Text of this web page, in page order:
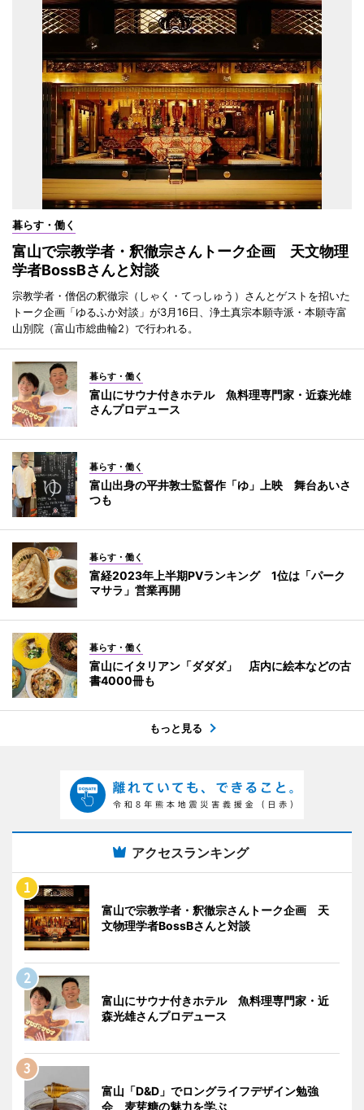
暮らす・働く
富山で宗教学者・釈徹宗さんトーク企画 天文物理
学者BossBさんと対談
宗教学者・僧侶の釈徹宗（しゃく・てっしゅう）さんとゲストを招いた
トーク企画「ゆるふか対談」が3月16日、浄土真宗本願寺派・本願寺富
山別院（富山市総曲輪2）で行われる。
暮らす・働く
富山にサウナ付きホテル 魚料理専門家・近森光雄
さんプロデュース
暮らす・働く
富山出身の平井敦士監督作「ゆ」上映 舞台あいさ
つも
暮らす・働く
富経2023年上半期PVランキング 1位は「パーク
マサラ」営業再開
暮らす・働く
富山にイタリアン「ダダダ」 店内に絵本などの古
書4000冊も
もっと見る
アクセスランキング
富山で宗教学者・釈徹宗さんトーク企画 天
文物理学者BossBさんと対談
富山にサウナ付きホテル 魚料理専門家・近
森光雄さんプロデュース
富山「D&D」でロングライフデザイン勉強
会 麦芽糖の魅力を学ぶ